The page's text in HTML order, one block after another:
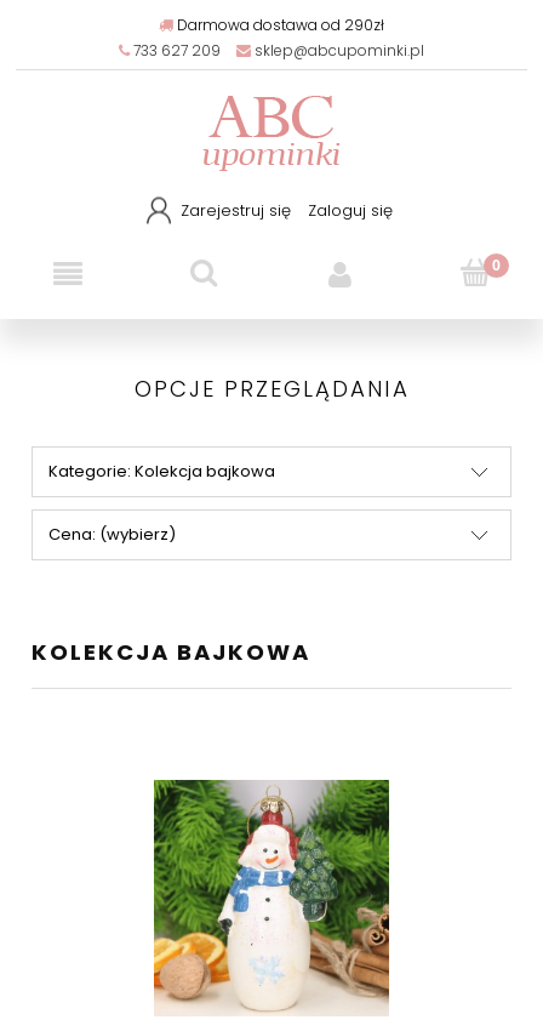
Darmowa dostawa od 290zł
733 627 209
sklep@abcupominki.pl
Zarejestruj się Zaloguj się
OPCJE PRZEGLĄDANIA
Kategorie: Kolekcja bajkowa
Cena: (wybierz)
KOLEKCJA BAJKOWA